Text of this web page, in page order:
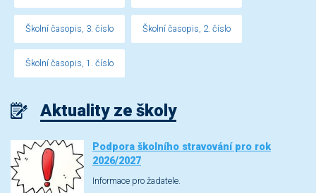
Školní časopis, 3. číslo Školní časopis, 2. číslo
Školní časopis, 1. číslo
Aktuality ze školy
Podpora školního stravování pro rok
2026/2027
Informace pro žadatele.